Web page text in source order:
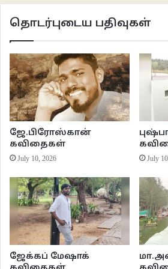
***
மதுக் கோப்பையில் நீந்தும்
(அல்லது)
பிம்பமுனி
தொடர்புடைய பதிவுகள்
ஜே.பிரோஸ்கான்
கவிதைகள்
July 10, 2026 July
ஜேக்கப் மேஷாக்